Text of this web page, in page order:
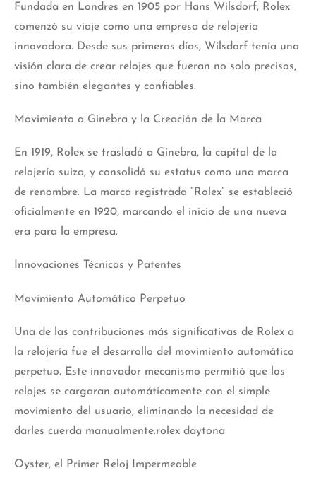
Fundada en Londres en 1905 por Hans Wilsdorf, Rolex
comenzó su viaje como una empresa de relojería
innovadora. Desde sus primeros días, Wilsdorf tenía una
visión clara de crear relojes que fueran no solo precisos,
sino también elegantes y confiables.
Movimiento a Ginebra y la Creación de la Marca
En 1919, Rolex se trasladó a Ginebra, la capital de la
relojería suiza, y consolidó su estatus como una marca
de renombre. La marca registrada “Rolex” se estableció
oficialmente en 1920, marcando el inicio de una nueva
era para la empresa.
Innovaciones Técnicas y Patentes
Movimiento Automático Perpetuo
Una de las contribuciones más significativas de Rolex a
la relojería fue el desarrollo del movimiento automático
perpetuo. Este innovador mecanismo permitió que los
relojes se cargaran automáticamente con el simple
movimiento del usuario, eliminando la necesidad de
darles cuerda manualmente.rolex daytona
Oyster, el Primer Reloj Impermeable